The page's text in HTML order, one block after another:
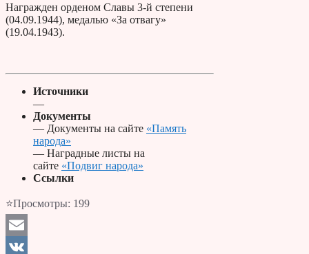
Награжден орденом Славы 3-й степени
(04.09.1944), медалью «За отвагу»
(19.04.1943).
Источники
—
Документы
— Документы на сайте «Память
народа»
— Наградные листы на
сайте «Подвиг народа»
Ссылки
⭐Просмотры: 199
Email